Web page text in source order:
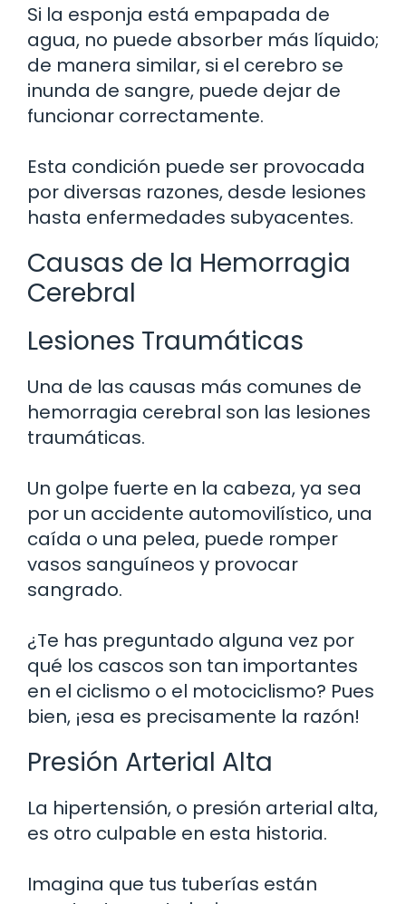
Si la esponja está empapada de
agua, no puede absorber más líquido;
de manera similar, si el cerebro se
inunda de sangre, puede dejar de
funcionar correctamente.
Esta condición puede ser provocada
por diversas razones, desde lesiones
hasta enfermedades subyacentes.
Causas de la Hemorragia
Cerebral
Lesiones Traumáticas
Una de las causas más comunes de
hemorragia cerebral son las lesiones
traumáticas.
Un golpe fuerte en la cabeza, ya sea
por un accidente automovilístico, una
caída o una pelea, puede romper
vasos sanguíneos y provocar
sangrado.
¿Te has preguntado alguna vez por
qué los cascos son tan importantes
en el ciclismo o el motociclismo? Pues
bien, ¡esa es precisamente la razón!
Presión Arterial Alta
La hipertensión, o presión arterial alta,
es otro culpable en esta historia.
Imagina que tus tuberías están